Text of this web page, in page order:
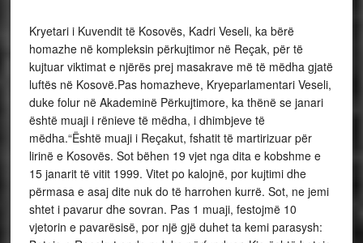
Kryetari i Kuvendit të Kosovës, Kadri Veseli, ka bërë
homazhe në kompleksin përkujtimor në Reçak, për të
kujtuar viktimat e njërës prej masakrave më të mëdha gjatë
luftës në Kosovë.Pas homazheve, Kryeparlamentari Veseli,
duke folur në Akademinë Përkujtimore, ka thënë se janari
është muaji i rënieve të mëdha, i dhimbjeve të
mëdha.“Është muaji i Reçakut, fshatit të martirizuar për
lirinë e Kosovës. Sot bëhen 19 vjet nga dita e kobshme e
15 janarit të vitit 1999. Vitet po kalojnë, por kujtimi dhe
përmasa e asaj dite nuk do të harrohen kurrë. Sot, ne jemi
shtet i pavarur dhe sovran. Pas 1 muaji, festojmë 10
vjetorin e pavarësisë, por një gjë duhet ta kemi parasysh: